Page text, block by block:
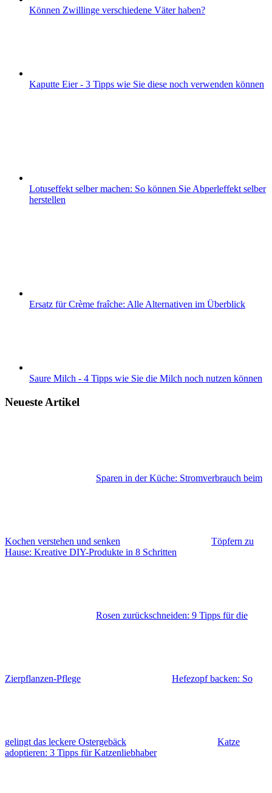
Können Zwillinge verschiedene Väter haben?
Kaputte Eier - 3 Tipps wie Sie diese noch verwenden können
Lotuseffekt selber machen: So können Sie Abperleffekt selber
herstellen
Ersatz für Crème fraîche: Alle Alternativen im Überblick
Saure Milch - 4 Tipps wie Sie die Milch noch nutzen können
Neueste Artikel
Sparen in der Küche: Stromverbrauch beim
Kochen verstehen und senken
Töpfern zu
Hause: Kreative DIY-Produkte in 8 Schritten
Rosen zurückschneiden: 9 Tipps für die
Zierpflanzen-Pflege Hefezopf backen: So
gelingt das leckere Ostergebäck
Katze
adoptieren: 3 Tipps für Katzenliebhaber